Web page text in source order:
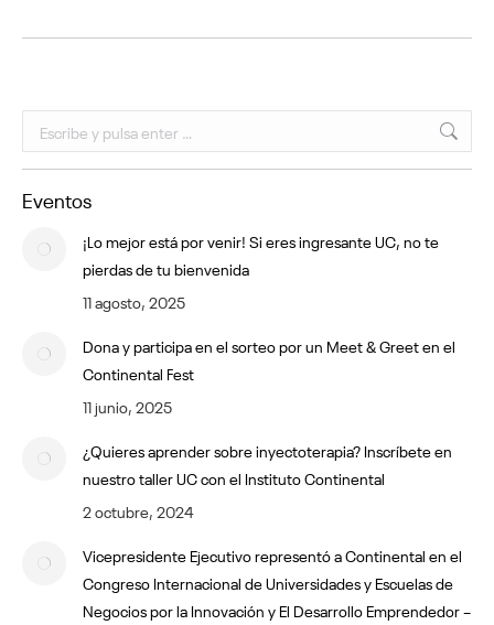
Buscar:
Eventos
¡Lo mejor está por venir! Si eres ingresante UC, no te
pierdas de tu bienvenida
11 agosto, 2025
Dona y participa en el sorteo por un Meet & Greet en el
Continental Fest
11 junio, 2025
¿Quieres aprender sobre inyectoterapia? Inscríbete en
nuestro taller UC con el Instituto Continental
2 octubre, 2024
Vicepresidente Ejecutivo representó a Continental en el
Congreso Internacional de Universidades y Escuelas de
Negocios por la Innovación y El Desarrollo Emprendedor –